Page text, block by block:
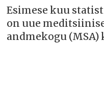
Esimese kuu
on uue
andmekogu